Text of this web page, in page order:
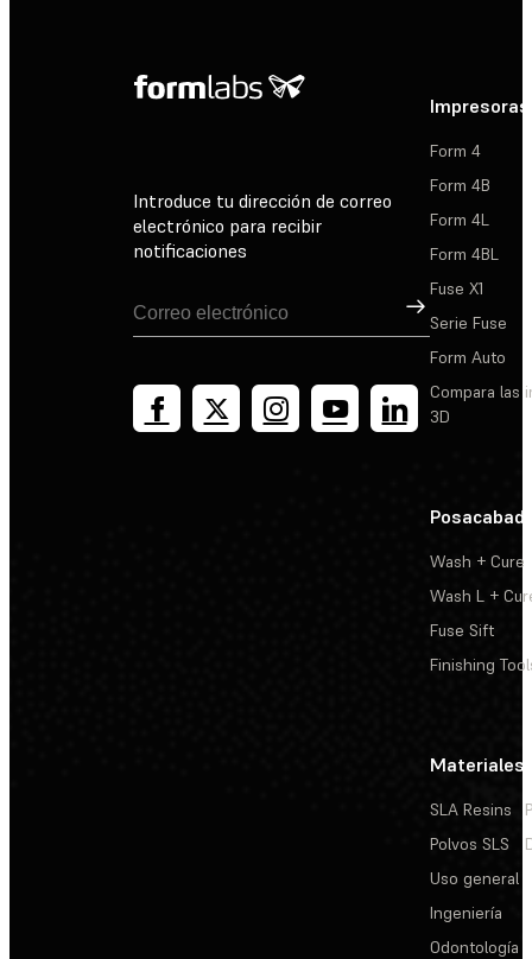
Introduce tu dirección de correo
electrónico para recibir
notificaciones
Suscribirse
Impresoras
Form 4
Form 4B
Form 4L
Form 4BL
Fuse X1
Serie Fuse
Form Auto
Compara las
3D
Wash + Cure
Wash L +
Fuse Sift
Finishing
Materiales
SLA Resins
Polvos SLS
Uso general
Ingeniería
Odontología